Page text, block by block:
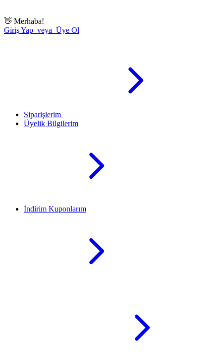
👋 Merhaba!
Giriş Yap veya Üye Ol
Siparişlerim
Üyelik Bilgilerim
İndirim Kuponlarım